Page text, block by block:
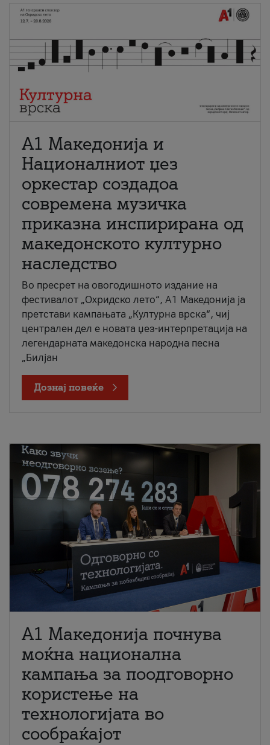
А1 Македонија и
Националниот џез
оркестар создадоа
современа музичка
приказна инспирирана од
македонското културно
наследство
Во пресрет на овогодишното издание на
фестивалот „Охридско лето“, А1 Македонија ја
претстави кампањата „Културна врска“, чиј
централен дел е новата џез-интерпретација на
легендарната македонска народна песна
„Билјан
Дознај повеќе
A1 Македонија почнува
моќна национална
кампања за поодговорно
користење на
технологијата во
сообраќајот